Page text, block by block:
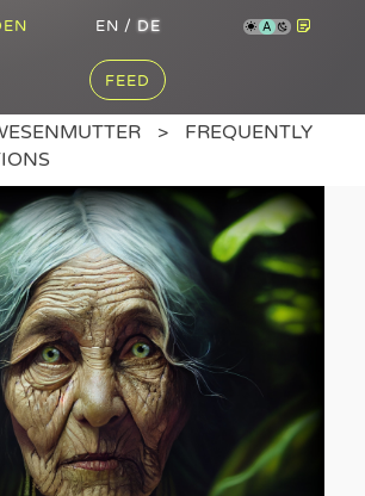
FEED
EN / DE A
FREQUENTLY